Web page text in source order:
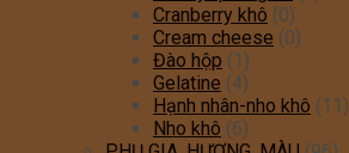
Cranberry khô (0)
Cream cheese (0)
Đào hộp (1)
Gelatine (4)
Hạnh nhân-nho khô (11)
Nho khô (6)